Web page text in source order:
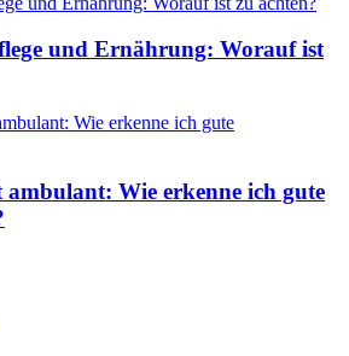
und Ernährung: Worauf ist
ambulant: Wie erkenne ich gute